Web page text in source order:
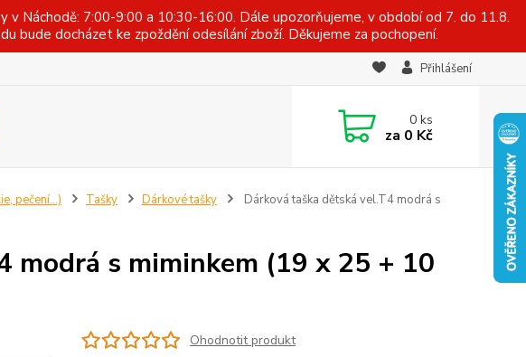
Náchodě: 7:00-9:00 a 10:30-16:00. Dále upozorňujeme, v období od 7. do 11.8.
bude docházet ke zpoždění odesílání zboží. Děkujeme za pochopení.
Přihlášení
0ks
za 0 Kč
pečení...) Tašky Dárkové tašky
Dárková taška dětská vel.T4 modrá s
modrá s miminkem (19 x 25 + 10
Ohodnotit produkt